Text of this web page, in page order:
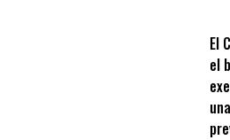
El
el